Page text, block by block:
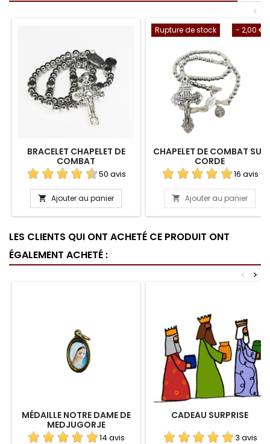
<
BRACELET CHAPELET DE
COMBAT
50 avis
 Ajouter au panier
- 2,00 €
Rupture de stock
CHAPELET DE COMBAT SUR
CORDE
16 avis
 Ajouter au panier
LES CLIENTS QUI ONT ACHETÉ CE PRODUIT ONT
ÉGALEMENT ACHETÉ :
>
<
MÉDAILLE NOTRE DAME DE
MEDJUGORJE
14 avis
CADEAU SURPRISE
3 avis